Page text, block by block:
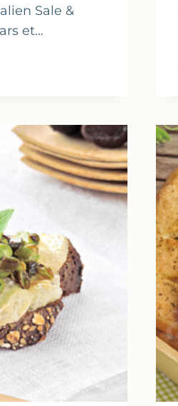
Sale &
et…